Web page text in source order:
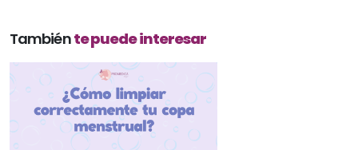
Tambiénte puede interesar